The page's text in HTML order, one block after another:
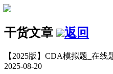
干货文章 返回
【2025版】CDA模拟题_在线
2025-08-20